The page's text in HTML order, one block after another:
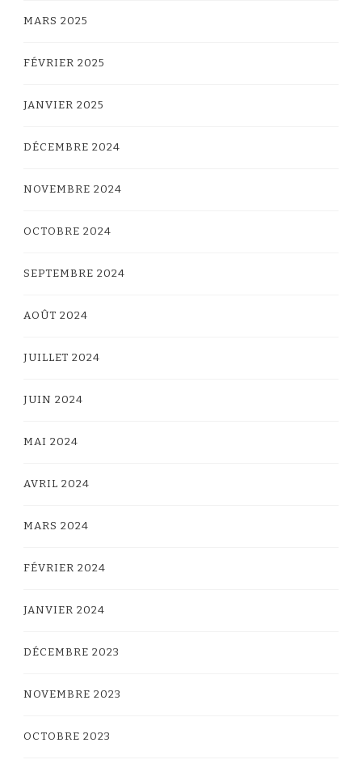
MARS 2025
FÉVRIER 2025
JANVIER 2025
DÉCEMBRE 2024
NOVEMBRE 2024
OCTOBRE 2024
SEPTEMBRE 2024
AOÛT 2024
JUILLET 2024
JUIN 2024
MAI 2024
AVRIL 2024
MARS 2024
FÉVRIER 2024
JANVIER 2024
DÉCEMBRE 2023
NOVEMBRE 2023
OCTOBRE 2023